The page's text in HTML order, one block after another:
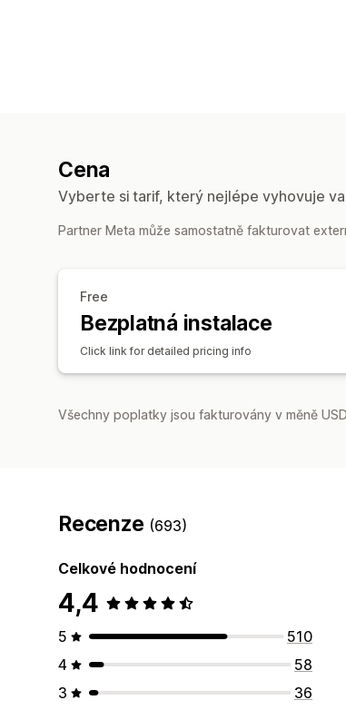
Cena
Vyberte si tarif, který nejlépe vyhovuje
Partner Meta může samostatně fakturovat
Free
Bezplatná instalace
Click link for detailed pricing info
Všechny poplatky jsou fakturovány v měně
Recenze (693)
Celkové hodnocení
4,4
5
510
4
58
3
36